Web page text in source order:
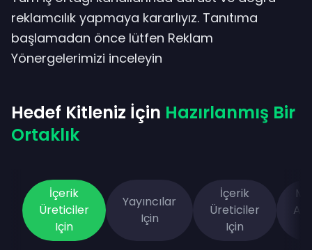
reklamcılık yapmaya kararlıyız. Tanıtıma
başlamadan önce lütfen Reklam
Yönergelerimizi inceleyin
Hedef Kitleniz İçin Hazırlanmış Bir
Ortaklık
İçerik
Üreticiler
Için
Yayıncılar
Için
İçerik
Üreticiler
Için